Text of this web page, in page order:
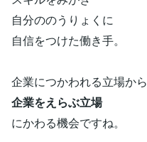
自分ののうりょくに
自信をつけた働き手。
企業につかわれる立場から
企業をえらぶ立場
にかわる機会ですね。